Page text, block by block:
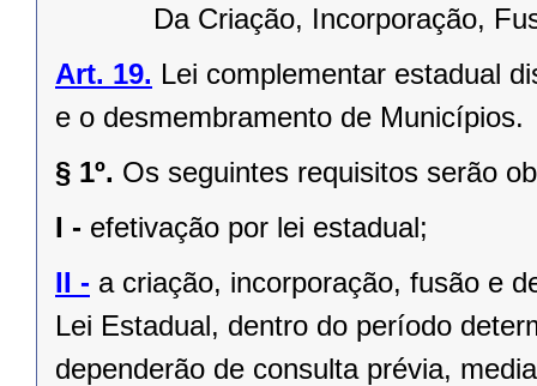
Da Criação, Incorporação,
Art. 19. Lei complementar estadual
e o desmembramento de Municípios.
§ 1º. Os seguintes requisitos serão
I - efetivação por lei estadual;
II - a criação, incorporação, fusão e
Lei Estadual, dentro do período
dependerão de consulta prévia,